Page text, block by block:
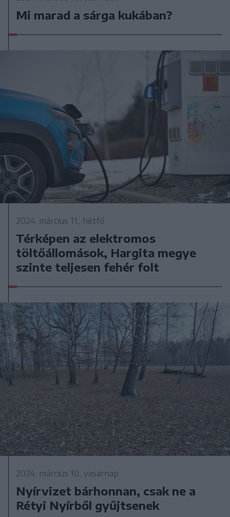
Mi marad a sárga kukában?
2024. március 11., hétfő
Térképen az elektromos
töltőállomások, Hargita megye
szinte teljesen fehér folt
2024. március 10., vasárnap
Nyírvizet bárhonnan, csak ne a
Rétyi Nyírből gyűjtsenek